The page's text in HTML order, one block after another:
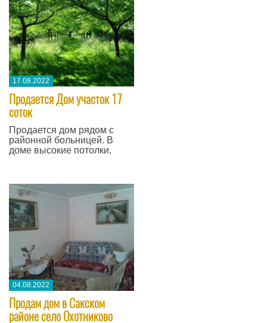
17.08.2022
​Продается Дом участок 17
соток
Продается дом рядом с
районной больницей. В
доме высокие потолки,
04.08.2022
Продам дом в Сакском
районе село Охотниково